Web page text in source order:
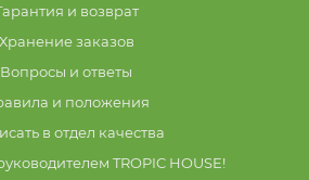
и возврат
Хранение заказов
Вопросы и ответы
и положения
в отдел качества
TROPIC HOUSE!